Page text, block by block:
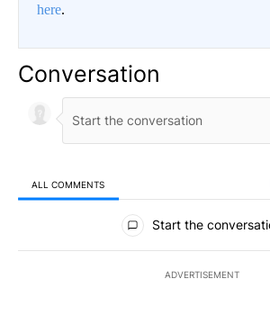
here.
Conversation
ALL COMMENTS
All Comments
Start the
ADVERTISEMENT